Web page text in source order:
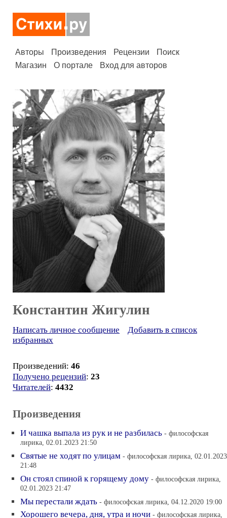
Авторы Произведения Рецензии
Поиск
Магазин
О портале Вход для авторов
Константин Жигулин
Написать личное сообщение
Добавить в список
избранных
Произведений: 46
Получено рецензий: 23
Читателей: 4432
Произведения
И чашка выпала из рук и не разбилась - философская
лирика, 02.01.2023 21:50
Святые не ходят по улицам - философская лирика, 02.01.2023
21:48
Он стоял спиной к горящему дому - философская лирика,
02.01.2023 21:47
Мы перестали ждать - философская лирика, 04.12.2020 19:00
Хорошего вечера, дня, утра и ночи - философская лирика,